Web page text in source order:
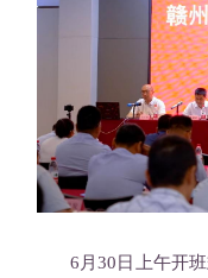
6月30日上午开